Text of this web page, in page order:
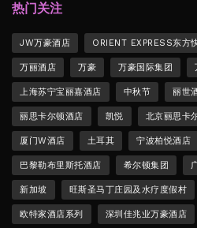
热门关注
JW万豪酒店 ORIENT EXPRESS东方
万丽酒店 万豪 万豪国际集团
上海苏宁宝丽嘉酒店 中秋节 丽世
丽思卡尔顿酒店 凯悦 北京丽思卡
厦门W酒店 土耳其 宁波柏悦酒店
巴黎勒布里斯托酒店 希尔顿集团
新加坡 旺斯圣马丁庄园及水疗度假村
欧特家酒店系列 深圳佳兆业万豪酒店